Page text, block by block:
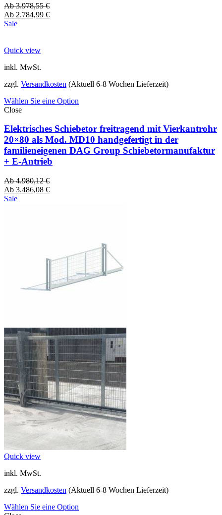
Ab3.978,55€
Ab 2.784,99 €
Sale
Quick view
inkl. MwSt.
zzgl. Versandkosten (Aktuell 6-8 Wochen Lieferzeit)
Wählen Sie eine Option
Close
Elektrisches Schiebetor freitragend mit Vierkantrohr
20×80 als Mod. MD10 handgefertigt in der
familieneigenen DAG Group Schiebetormanufaktur
+ E-Antrieb
Ab4.980,12€
Ab 3.486,08 €
Sale
Quick view
inkl. MwSt.
zzgl. Versandkosten (Aktuell 6-8 Wochen Lieferzeit)
Wählen Sie eine Option